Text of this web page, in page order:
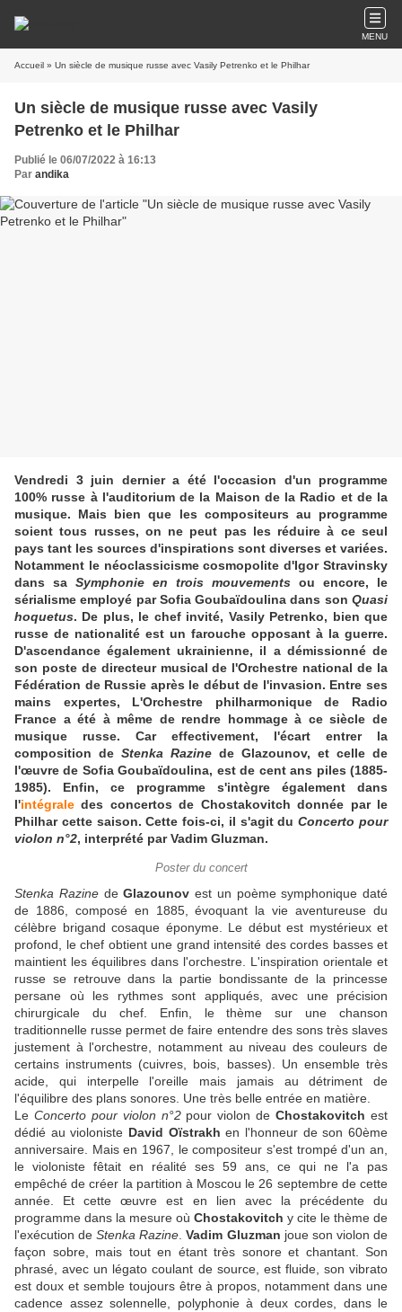
MENU
Accueil » Un siècle de musique russe avec Vasily Petrenko et le Philhar
Un siècle de musique russe avec Vasily
Petrenko et le Philhar
Publié le 06/07/2022 à 16:13
Par andika
Vendredi 3 juin dernier a été l'occasion d'un programme
100% russe à l'auditorium de la Maison de la Radio et de la
musique. Mais bien que les compositeurs au programme
soient tous russes, on ne peut pas les réduire à ce seul
pays tant les sources d'inspirations sont diverses et variées.
Notamment le néoclassicisme cosmopolite d'Igor Stravinsky
dans sa Symphonie en trois mouvements ou encore, le
sérialisme employé par Sofia Goubaïdoulina dans son Quasi
hoquetus. De plus, le chef invité, Vasily Petrenko, bien que
russe de nationalité est un farouche opposant à la guerre.
D'ascendance également ukrainienne, il a démissionné de
son poste de directeur musical de l'Orchestre national de la
Fédération de Russie après le début de l'invasion. Entre ses
mains expertes, L'Orchestre philharmonique de Radio
France a été à même de rendre hommage à ce siècle de
musique russe. Car effectivement, l'écart entrer la
composition de Stenka Razine de Glazounov, et celle de
l'œuvre de Sofia Goubaïdoulina, est de cent ans piles (1885-
1985). Enfin, ce programme s'intègre également dans
l'intégrale des concertos de Chostakovitch donnée par le
Philhar cette saison. Cette fois-ci, il s'agit duConcerto pour
violon n°2, interprété par Vadim Gluzman.
Poster du concert
Stenka RazinedeGlazounov est un poème symphonique daté
de 1886, composé en 1885, évoquant la vie aventureuse du
célèbre brigand cosaque éponyme. Le début est mystérieux et
profond, le chef obtient une grand intensité des cordes basses et
maintient les équilibres dans l'orchestre. L'inspiration orientale et
russe se retrouve dans la partie bondissante de la princesse
persane où les rythmes sont appliqués, avec une précision
chirurgicale du chef. Enfin, le thème sur une chanson
traditionnelle russe permet de faire entendre des sons très slaves
justement à l'orchestre, notamment au niveau des couleurs de
certains instruments (cuivres, bois, basses). Un ensemble très
acide, qui interpelle l'oreille mais jamais au détriment de
l'équilibre des plans sonores. Une très belle entrée en matière.
Le Concerto pour violon n°2pour violon deChostakovitch est
dédié au violoniste David Oïstrakh en l'honneur de son 60ème
anniversaire. Mais en 1967, le compositeur s'est trompé d'un an,
le violoniste fêtait en réalité ses 59 ans, ce qui ne l'a pas
empêché de créer la partition à Moscou le 26 septembre de cette
année. Et cette œuvre est en lien avec la précédente du
programme dans la mesure où Chostakovitch y cite le thème de
l'exécution deStenka Razine .Vadim Gluzman joue son violon de
façon sobre, mais tout en étant très sonore et chantant. Son
phrasé, avec un légato coulant de source, est fluide, son vibrato
est doux et semble toujours être à propos, notamment dans une
cadence assez solennelle, polyphonie à deux cordes, dans le